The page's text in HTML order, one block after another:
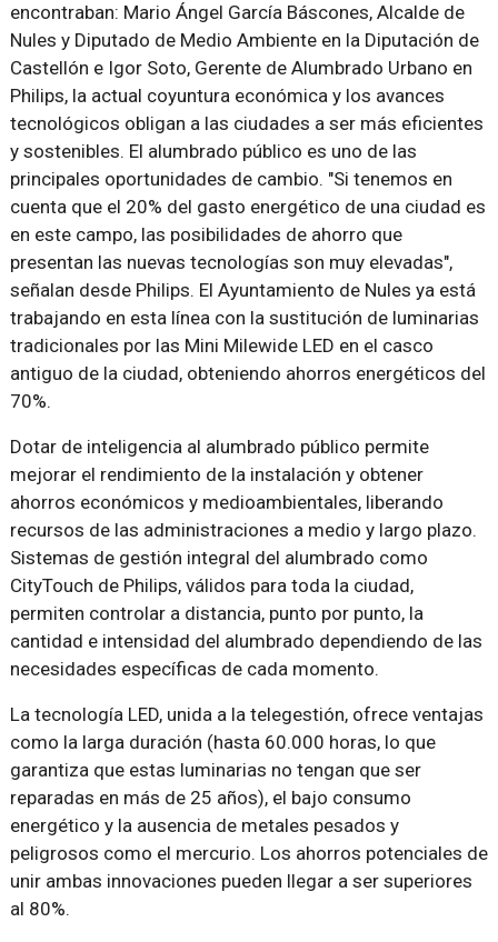
encontraban: Mario Ángel García Báscones, Alcalde de
Nules y Diputado de Medio Ambiente en la Diputación de
Castellón e Igor Soto, Gerente de Alumbrado Urbano en
Philips, la actual coyuntura económica y los avances
tecnológicos obligan a las ciudades a ser más eficientes
y sostenibles. El alumbrado público es uno de las
principales oportunidades de cambio. "Si tenemos en
cuenta que el 20% del gasto energético de una ciudad es
en este campo, las posibilidades de ahorro que
presentan las nuevas tecnologías son muy elevadas",
señalan desde Philips. El Ayuntamiento de Nules ya está
trabajando en esta línea con la sustitución de luminarias
tradicionales por las Mini Milewide LED en el casco
antiguo de la ciudad, obteniendo ahorros energéticos del
70%.
Dotar de inteligencia al alumbrado público permite
mejorar el rendimiento de la instalación y obtener
ahorros económicos y medioambientales, liberando
recursos de las administraciones a medio y largo plazo.
Sistemas de gestión integral del alumbrado como
CityTouch de Philips, válidos para toda la ciudad,
permiten controlar a distancia, punto por punto, la
cantidad e intensidad del alumbrado dependiendo de las
necesidades específicas de cada momento.
La tecnología LED, unida a la telegestión, ofrece ventajas
como la larga duración (hasta 60.000 horas, lo que
garantiza que estas luminarias no tengan que ser
reparadas en más de 25 años), el bajo consumo
energético y la ausencia de metales pesados y
peligrosos como el mercurio. Los ahorros potenciales de
unir ambas innovaciones pueden llegar a ser superiores
al 80%.